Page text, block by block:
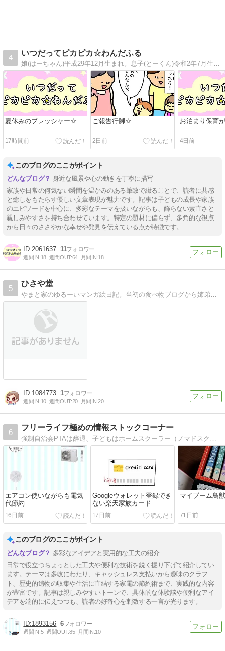
4
いつだってピカピカ☆わんだふる
娘(はーちゃん)平成29年12月生まれ。息子(とーくん)令和2年7月生まれ。2人の成長&思い出を絵日記にしています♪
夏休みのプレッシャー☆
17時間前
ご報告行脚☆
2日前
お泊まり保育
4日前
このブログのここがポイント
身近な風景や心の動きを丁寧に描写
家族や日常の何気ない瞬間を温かみのある筆致で綴ることで、読者に共感
と癒しをもたらす優しい文章表現が魅力です。記事は子どもの成長や家族
のエピソードを中心に、多彩なテーマを扱いながらも、飾らない素直さと
親しみやすさを持ち合わせています。特定の題材に偏らず、多角的な視点
から日々のささやかな幸せや発見を伝えている点が特徴です。
2061637 11
週間IN:18 週間OUT:64 月間IN:18
5
ひさや堂
1084773 1
週間IN:10 週間OUT:20 月間IN:20
6
フリーライフ極めの情報ストックコーナー
エアコン使いながらも電気
代節約
16日前
Googleウォレット登録でき
ない楽天家族カード
17日前
マイブーム鳥
71日前
このブログのここがポイント
多彩なアイデアと実用的な工夫の紹介
日常で役立つちょっとした工夫や便利な技術を鋭く掘り下げて紹介してい
ます。テーマは多岐にわたり、キャッシュレス支払いから趣味のクラフ
ト、歴史的遺物の収集や生活に直結する家電の節約術まで、実践的な内容
が豊富です。記事は親しみやすいトーンで、具体的な体験談や便利なアイ
デアを端的に伝えつつも、読者の好奇心を刺激する一言が光ります。
1893156 6
週間IN:5 週間OUT:85 月間IN:10